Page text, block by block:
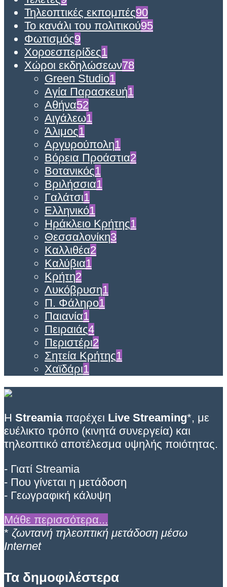
Τηλεοπτικές εκπομπές90
Το κανάλι του πολιτικού95
Φωτισμός9
Χοροεσπερίδες1
Χώροι εκδηλώσεων78
Green Studio1
Αγία Παρασκευή1
Αθήνα52
Αιγάλεω1
Άλιμος1
Αργυρούπολη1
Βόρεια Προάστια2
Βοτανικός1
Βριλήσσια1
Γαλάτσι1
Ελληνικό1
Ηράκλειο Κρήτης1
Θεσσαλονίκη3
Καλλιθέα2
Καλύβια1
Κρήτη2
Λυκόβρυση1
Π. Φάληρο1
Παιανία1
Πειραιάς4
Περιστέρι2
Σητεία Κρήτης1
Χαϊδάρι1
Η Streamiaπαρέχει Live Streaming*, με
ευέλικτο τρόπο (κινητά συνεργεία) και
τηλεοπτικό αποτέλεσμα υψηλής ποιότητας.
- Γιατί Streamia
- Που γίνεται η μετάδοση
- Γεωγραφική κάλυψη
Μάθε περισσότερα...
* ζωντανή τηλεοπτική μετάδοση μέσω
Internet
Τα δημοφιλέστερα